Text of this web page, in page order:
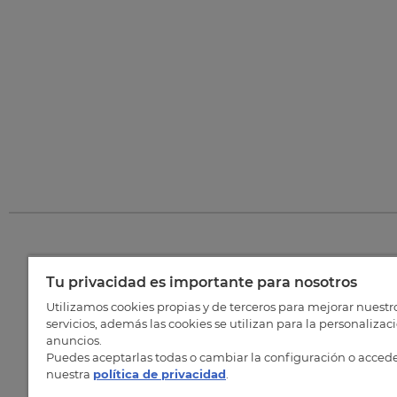
Tu privacidad es importante para nosotros
Utilizamos cookies propias y de terceros para mejorar
servicios, además las cookies se utilizan para la
anuncios.
Puedes aceptarlas todas o cambiar la configuración o
nuestra política de privacidad